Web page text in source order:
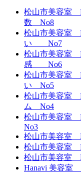
松山市美容
数 No8
松山市美容室
い No7
松山市美容
感 No6
松山市美容室
い No5
松山市美容室
ム No4
松山市美容
No3
松山市美容
松山市美容
松山市美容室
Hanavi 美容